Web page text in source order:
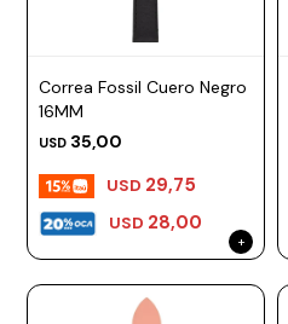
Correa Fossil Cuero Negro
16MM
USD 35,00
USD 28,00
USD 29,75